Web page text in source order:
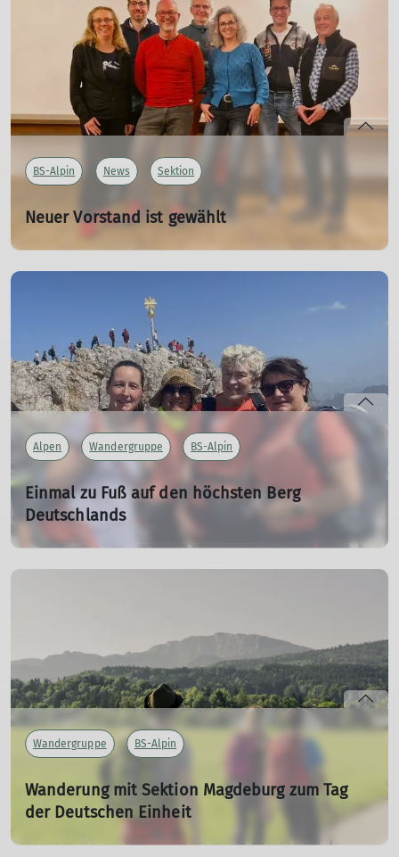
eingeschränkte Personen, bis hin zum
Spitzenkletternden, welche auf einer sozialen Ebene
voneinander lernen möchten.
mehr erfahren
BS-Alpin News Sektion
Neuer Vorstand ist gewählt
13.05.2024
Ende April konnten alle Vorstandsposten neu besetzt
mehr erfahren
Alpen Wandergruppe BS-Alpin
Einmal zu Fuß auf den höchsten Berg
Deutschlands
07.02.2024
Einmal zu Fuß auf den höchsten Berg Deutschlands…
Wandergruppe BS-Alpin
Wanderung mit Sektion Magdeburg zum Tag
der Deutschen Einheit
10.12.2023